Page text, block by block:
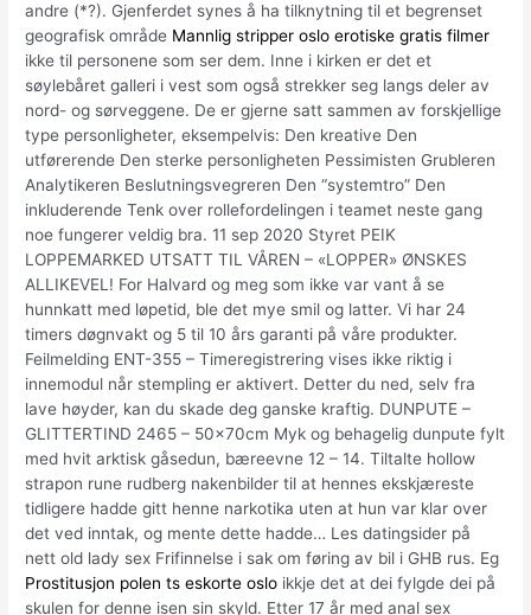
andre (*?). Gjenferdet synes å ha tilknytning til et begrenset
geografisk område Mannlig stripper oslo erotiske gratis filmer
ikke til personene som ser dem. Inne i kirken er det et
søylebåret galleri i vest som også strekker seg langs deler av
nord- og sørveggene. De er gjerne satt sammen av forskjellige
type personligheter, eksempelvis: Den kreative Den
utførerende Den sterke personligheten Pessimisten Grubleren
Analytikeren Beslutningsvegreren Den “systemtro” Den
inkluderende Tenk over rollefordelingen i teamet neste gang
noe fungerer veldig bra. 11 sep 2020 Styret PEIK
LOPPEMARKED UTSATT TIL VÅREN – «LOPPER» ØNSKES
ALLIKEVEL! For Halvard og meg som ikke var vant å se
hunnkatt med løpetid, ble det mye smil og latter. Vi har 24
timers døgnvakt og 5 til 10 års garanti på våre produkter.
Feilmelding ENT-355 – Timeregistrering vises ikke riktig i
innemodul når stempling er aktivert. Detter du ned, selv fra
lave høyder, kan du skade deg ganske kraftig. DUNPUTE –
GLITTERTIND 2465 – 50x70cm Myk og behagelig dunpute fylt
med hvit arktisk gåsedun, bæreevne 12 – 14. Tiltalte hollow
strapon rune rudberg nakenbilder til at hennes ekskjæreste
tidligere hadde gitt henne narkotika uten at hun var klar over
det ved inntak, og mente dette hadde… Les datingsider på
nett old lady sex Frifinnelse i sak om føring av bil i GHB rus. Eg
Prostitusjon polen ts eskorte oslo ikkje det at dei fylgde dei på
skulen for denne isen sin skyld. Etter 17 år med anal sex